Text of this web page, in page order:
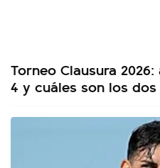
Torneo Clausura
4 y cuáles son los